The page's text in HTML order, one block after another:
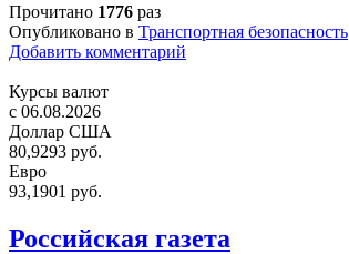
Прочитано 1776 раз
Опубликовано в Транспортная безопасность
Добавить комментарий
Курсы валют
c 06.08.2026
Доллар США
80,9293 руб.
Евро
93,1901 руб.
Российская газета